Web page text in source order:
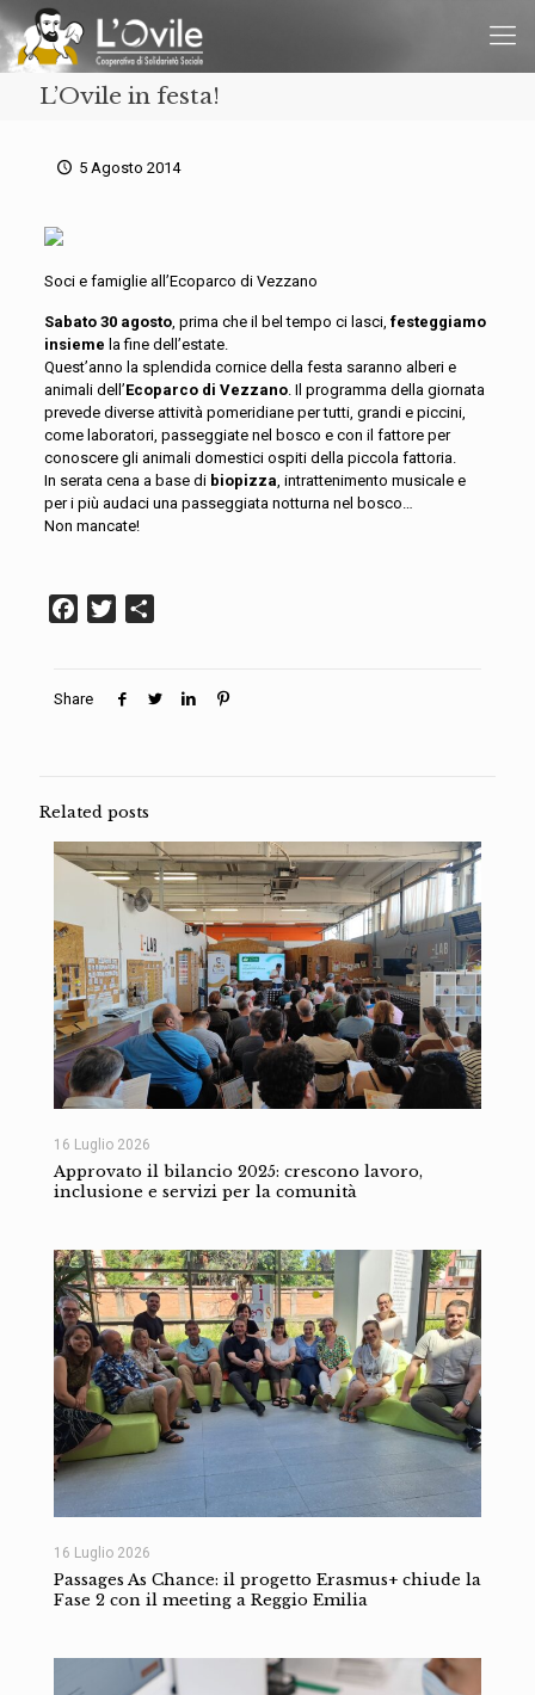
L’Ovile in festa!
5 Agosto 2014
Soci e famiglie all’Ecoparco di Vezzano
Sabato 30 agosto, prima che il bel tempo ci lasci, festeggiamo
insieme la fine dell’estate.
Quest’anno la splendida cornice della festa saranno alberi e
animali dell’Ecoparco di Vezzano. Il programma della giornata
prevede diverse attività pomeridiane per tutti, grandi e piccini,
come laboratori, passeggiate nel bosco e con il fattore per
conoscere gli animali domestici ospiti della piccola fattoria.
In serata cena a base di biopizza, intrattenimento musicale e
per i più audaci una passeggiata notturna nel bosco…
Non mancate!
Facebook
Twitter
Share
Related posts
16 Luglio 2026
Approvato il bilancio 2025: crescono lavoro,
inclusione e servizi per la comunità
16 Luglio 2026
Passages As Chance: il progetto Erasmus+ chiude la
Fase 2 con il meeting a Reggio Emilia